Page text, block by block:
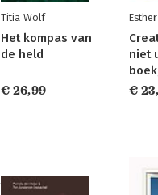
Titia Wolf
Het kompas van
de held
€ 26,99
niet
€